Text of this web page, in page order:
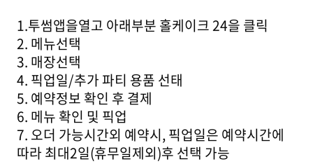
1.투썸앱을열고 아래부분 홀케이크 24을 클릭
2. 메뉴선택
3. 매장선택
4. 픽업일/추가 파티 용품 선태
5. 예약정보 확인 후 결제
6. 메뉴 확인 및 픽업
7. 오더 가능시간외 예약시, 픽업일은 예약시간에
따라 최대2일(휴무일제외)후 선택 가능